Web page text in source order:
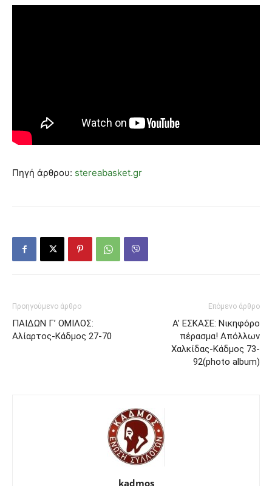
Πηγή άρθρου: stereabasket.gr
Προηγούμενο άρθρο
ΠΑΙΔΩΝ Γ’ ΟΜΙΛΟΣ:
Αλίαρτος-Κάδμος 27-70
Επόμενο άρθρο
Α’ ΕΣΚΑΣΕ: Νικηφόρο
πέρασμα! Απόλλων
Χαλκίδας-Κάδμος 73-
92(photo album)
kadmos